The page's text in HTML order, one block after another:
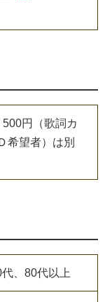
円（歌詞カ
希望者）は別
、80代以上